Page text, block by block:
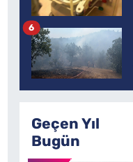
6
Geçen Yıl
Bugün